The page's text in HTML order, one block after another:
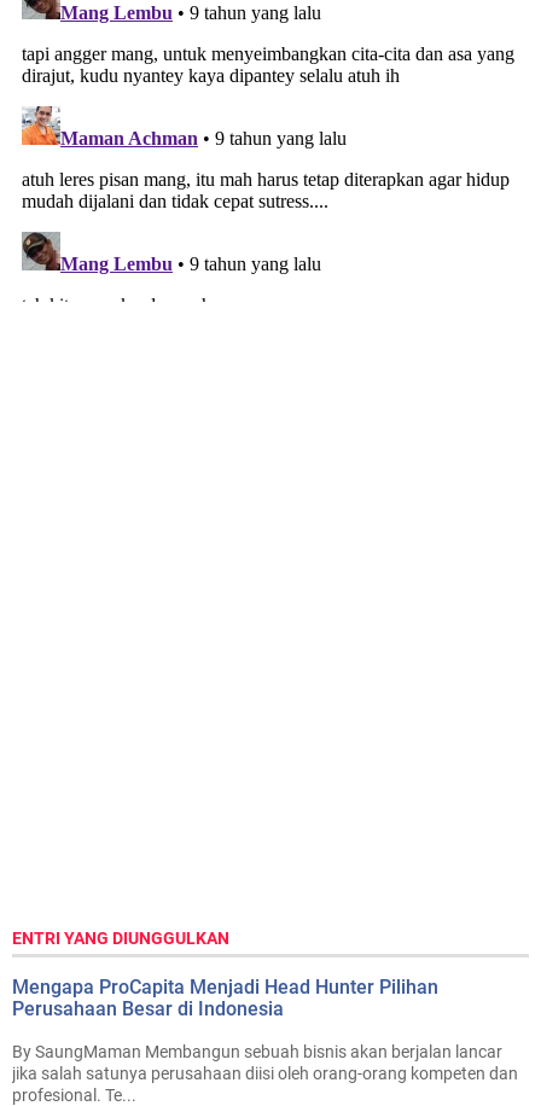
ENTRI YANG DIUNGGULKAN
Mengapa ProCapita Menjadi Head Hunter Pilihan
Perusahaan Besar di Indonesia
By SaungMaman Membangun sebuah bisnis akan berjalan lancar
jika salah satunya perusahaan diisi oleh orang-orang kompeten dan
profesional. Te...